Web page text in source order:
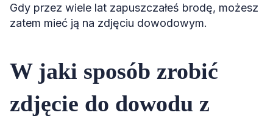
Gdy przez wiele lat zapuszczałeś brodę, możesz
zatem mieć ją na zdjęciu dowodowym.
W jaki sposób zrobić
zdjęcie do dowodu z